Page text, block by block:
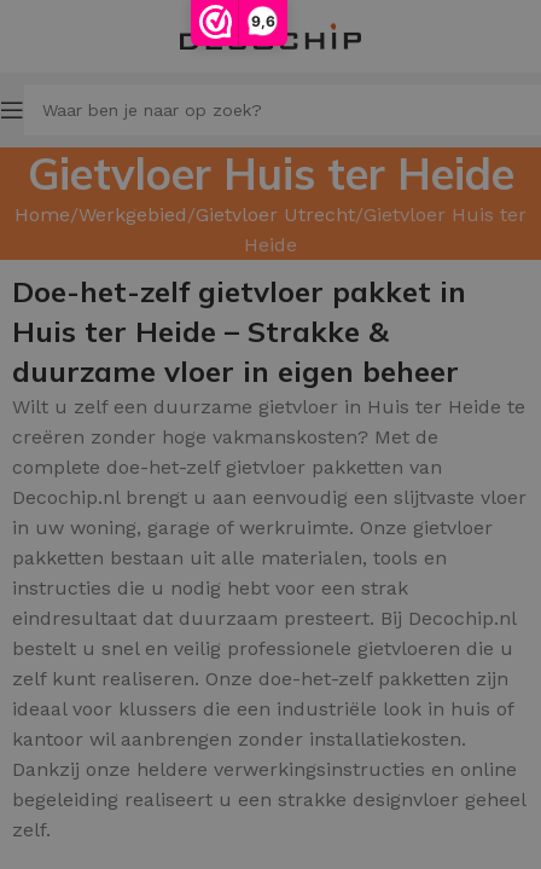
9,6
Gietvloer Huis ter Heide
Home Werkgebied Gietvloer Utrecht Gietvloer Huis ter
Heide
Doe-het-zelf gietvloer pakket in
Huis ter Heide – Strakke &
duurzame vloer in eigen beheer
Wilt u zelf een duurzame gietvloer in Huis ter Heide te
creëren zonder hoge vakmanskosten? Met de
complete doe-het-zelf gietvloer pakketten van
Decochip.nl brengt u aan eenvoudig een slijtvaste vloer
in uw woning, garage of werkruimte. Onze gietvloer
pakketten bestaan uit alle materialen, tools en
instructies die u nodig hebt voor een strak
eindresultaat dat duurzaam presteert. Bij Decochip.nl
bestelt u snel en veilig professionele gietvloeren die u
zelf kunt realiseren. Onze doe-het-zelf pakketten zijn
ideaal voor klussers die een industriële look in huis of
kantoor wil aanbrengen zonder installatiekosten.
Dankzij onze heldere verwerkingsinstructies en online
begeleiding realiseert u een strakke designvloer geheel
zelf.